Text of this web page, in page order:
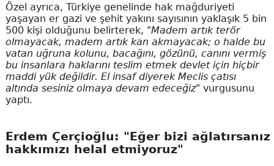
Özel ayrıca, Türkiye genelinde hak mağduriyeti
yaşayan er gazi ve şehit yakını sayısının yaklaşık 5 bin
500 kişi olduğunu belirterek, "Madem artık terör
olmayacak, madem artık kan akmayacak; o halde bu
vatan uğruna kolunu, bacağını, gözünü, canını vermiş
bu insanlara haklarını teslim etmek devlet için hiçbir
maddi yük değildir. El insaf diyerek Meclis çatısı
altında sesiniz olmaya devam edeceğiz" vurgusunu
yaptı.
Erdem Çerçioğlu: "Eğer bizi ağlatırsanız
hakkımızı helal etmiyoruz"